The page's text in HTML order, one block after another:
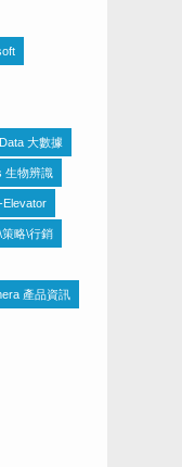
大數據
生物辨識
Elevator
策略\行銷
產品資訊